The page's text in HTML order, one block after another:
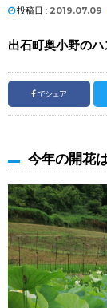
投稿日 : 2019.07.09
出石町奥小野の
でシェア
今年の開花